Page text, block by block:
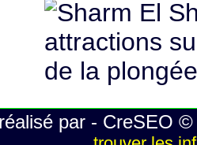
par - CreSEO